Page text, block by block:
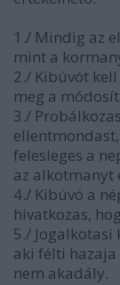
1./ Mindig az
mint a
2./ Kibúvót
meg a
3./
felesleges a
az alkotmanyt
4./ Kibúvó a
hivatkozas,
5./ Jogalkotasi
aki félti hazaja
nem akadály.